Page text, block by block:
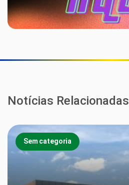
Notícias Relacionadas
Sem categoria